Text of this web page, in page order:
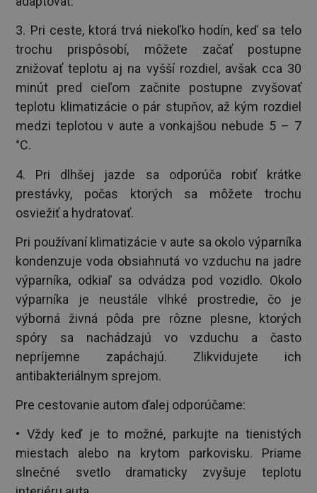
3. Pri ceste, ktorá trvá niekoľko hodín, keď sa telo
trochu prispôsobí, môžete začať postupne
znižovať teplotu aj na vyšší rozdiel, avšak cca 30
minút pred cieľom začnite postupne zvyšovať
teplotu klimatizácie o pár stupňov, až kým rozdiel
medzi teplotou v aute a vonkajšou nebude 5 – 7
°C.
4. Pri dlhšej jazde sa odporúča robiť krátke
prestávky, počas ktorých sa môžete trochu
osviežiť a hydratovať.
Pri používaní klimatizácie v aute sa okolo výparníka
kondenzuje voda obsiahnutá vo vzduchu na jadre
výparníka, odkiaľ sa odvádza pod vozidlo. Okolo
výparníka je neustále vlhké prostredie, čo je
výborná živná pôda pre rôzne plesne, ktorých
spóry sa nachádzajú vo vzduchu a často
nepríjemne zapáchajú. Zlikvidujete ich
antibakteriálnym sprejom.
Pre cestovanie autom ďalej odporúčame:
• Vždy keď je to možné, parkujte na tienistých
miestach alebo na krytom parkovisku. Priame
slnečné svetlo dramaticky zvyšuje teplotu